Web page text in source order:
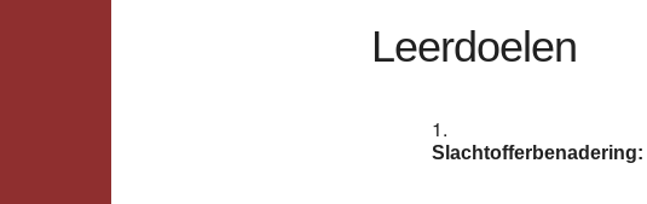
Leerdoelen
Slachtofferbenadering: